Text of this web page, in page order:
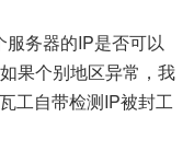
务器的IP是否可以
果个别地区异常，我
工自带检测IP被封工